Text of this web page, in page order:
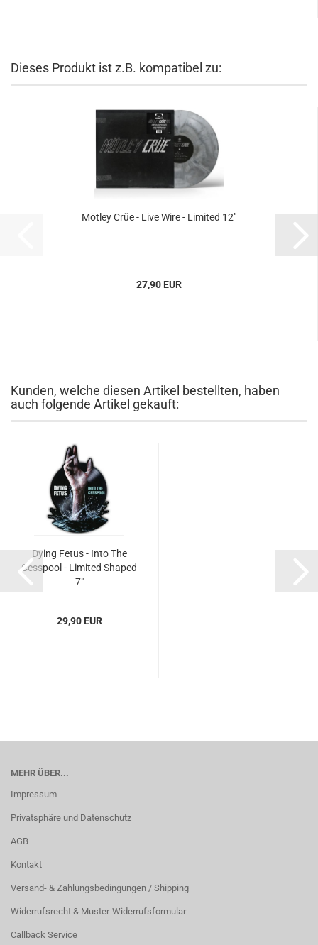
Dieses Produkt ist z.B. kompatibel zu:
Mötley Crüe - Live Wire - Limited 12"
27,90 EUR
Kunden, welche diesen Artikel bestellten, haben
auch folgende Artikel gekauft:
Dying Fetus - Into The
Cesspool - Limited Shaped
7"
29,90 EUR
MEHR ÜBER...
Impressum
Privatsphäre und Datenschutz
AGB
Kontakt
Versand- & Zahlungsbedingungen / Shipping
Widerrufsrecht & Muster-Widerrufsformular
Callback Service